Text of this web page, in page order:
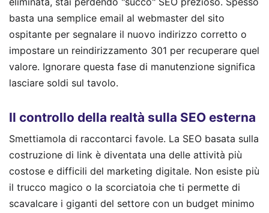
basta una semplice email al webmaster del sito
ospitante per segnalare il nuovo indirizzo corretto o
impostare un reindirizzamento 301 per recuperare quel
valore. Ignorare questa fase di manutenzione significa
lasciare soldi sul tavolo.
Il controllo della realtà sulla SEO esterna
Smettiamola di raccontarci favole. La SEO basata sulla
costruzione di link è diventata una delle attività più
costose e difficili del marketing digitale. Non esiste più
il trucco magico o la scorciatoia che ti permette di
scavalcare i giganti del settore con un budget minimo